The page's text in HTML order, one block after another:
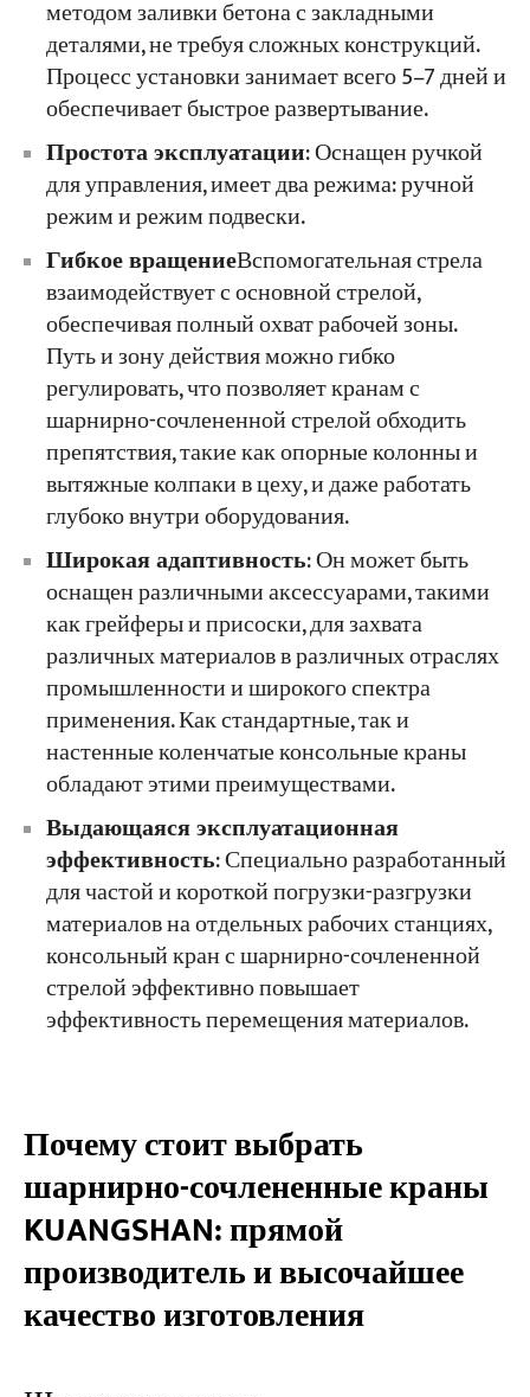
методом заливки бетона с закладными
деталями, не требуя сложных конструкций.
Процесс установки занимает всего 5–7 дней и
обеспечивает быстрое развертывание.
Простота эксплуатации: Оснащен ручкой
для управления, имеет два режима: ручной
режим и режим подвески.
Гибкое вращениеВспомогательная стрела
взаимодействует с основной стрелой,
обеспечивая полный охват рабочей зоны.
Путь и зону действия можно гибко
регулировать, что позволяет кранам с
шарнирно-сочлененной стрелой обходить
препятствия, такие как опорные колонны и
вытяжные колпаки в цеху, и даже работать
глубоко внутри оборудования.
Широкая адаптивность: Он может быть
оснащен различными аксессуарами, такими
как грейферы и присоски, для захвата
различных материалов в различных отраслях
промышленности и широкого спектра
применения. Как стандартные, так и
настенные коленчатые консольные краны
обладают этими преимуществами.
Выдающаяся эксплуатационная
эффективность: Специально разработанный
для частой и короткой погрузки-разгрузки
материалов на отдельных рабочих станциях,
консольный кран с шарнирно-сочлененной
стрелой эффективно повышает
эффективность перемещения материалов.
Почему стоит выбрать
шарнирно-сочлененные краны
KUANGSHAN: прямой
производитель и высочайшее
качество изготовления